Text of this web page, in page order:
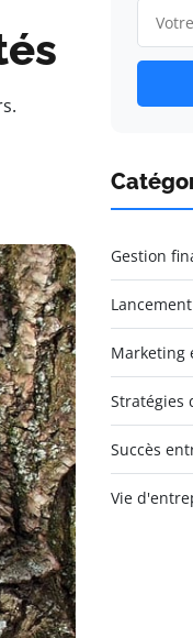
Gestion
Marketing
Stratégies
Succès
Vie